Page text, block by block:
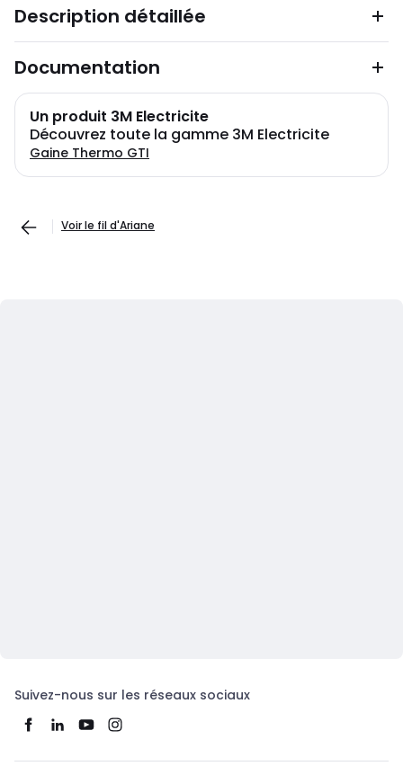
Description détaillée
Documentation
Un produit 3M Electricite
Découvrez toute la gamme 3M Electricite
Gaine Thermo GTI
Voir le fil d'Ariane
Suivez-nous sur les réseaux sociaux